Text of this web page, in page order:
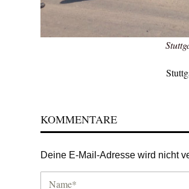
KOMMENTARE
Deine E-Mail-Adresse wird nicht